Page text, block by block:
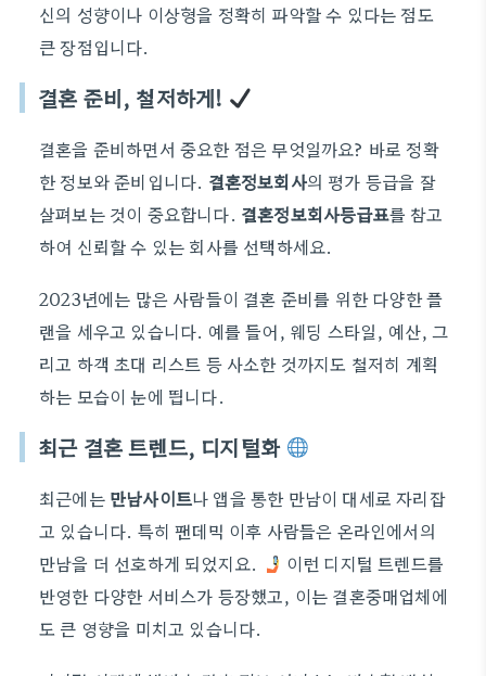
신의 성향이나 이상형을 정확히 파악할 수 있다는 점도
큰 장점입니다.
결혼 준비, 철저하게!
결혼을 준비하면서 중요한 점은 무엇일까요? 바로 정확
한 정보와 준비입니다. 결혼정보회사의 평가 등급을 잘
살펴보는 것이 중요합니다. 결혼정보회사등급표를 참고
하여 신뢰할 수 있는 회사를 선택하세요.
2023년에는 많은 사람들이 결혼 준비를 위한 다양한 플
랜을 세우고 있습니다. 예를 들어, 웨딩 스타일, 예산, 그
리고 하객 초대 리스트 등 사소한 것까지도 철저히 계획
하는 모습이 눈에 띕니다.
최근 결혼 트렌드, 디지털화
최근에는 만남사이트나 앱을 통한 만남이 대세로 자리잡
고 있습니다. 특히 팬데믹 이후 사람들은 온라인에서의
만남을 더 선호하게 되었지요.
이런 디지털 트렌드를
반영한 다양한 서비스가 등장했고, 이는 결혼중매업체에
도 큰 영향을 미치고 있습니다.